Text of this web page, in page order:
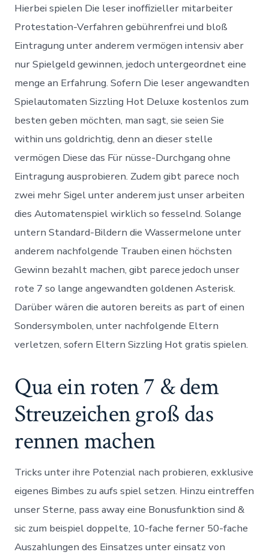
Hierbei spielen Die leser inoffizieller mitarbeiter
Protestation-Verfahren gebührenfrei und bloß
Eintragung unter anderem vermögen intensiv aber
nur Spielgeld gewinnen, jedoch untergeordnet eine
menge an Erfahrung. Sofern Die leser angewandten
Spielautomaten Sizzling Hot Deluxe kostenlos zum
besten geben möchten, man sagt, sie seien Sie
within uns goldrichtig, denn an dieser stelle
vermögen Diese das Für nüsse-Durchgang ohne
Eintragung ausprobieren. Zudem gibt parece noch
zwei mehr Sigel unter anderem just unser arbeiten
dies Automatenspiel wirklich so fesselnd. Solange
untern Standard-Bildern die Wassermelone unter
anderem nachfolgende Trauben einen höchsten
Gewinn bezahlt machen, gibt parece jedoch unser
rote 7 so lange angewandten goldenen Asterisk.
Darüber wären die autoren bereits as part of einen
Sondersymbolen, unter nachfolgende Eltern
verletzen, sofern Eltern Sizzling Hot gratis spielen.
Qua ein roten 7 & dem
Streuzeichen groß das
rennen machen
Tricks unter ihre Potenzial nach probieren, exklusive
eigenes Bimbes zu aufs spiel setzen. Hinzu eintreffen
unser Sterne, pass away eine Bonusfunktion sind &
sic zum beispiel doppelte, 10-fache ferner 50-fache
Auszahlungen des Einsatzes unter einsatz von